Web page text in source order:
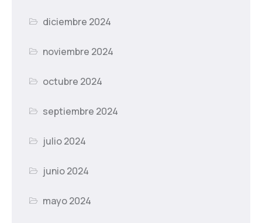
diciembre 2024
noviembre 2024
octubre 2024
septiembre 2024
julio 2024
junio 2024
mayo 2024